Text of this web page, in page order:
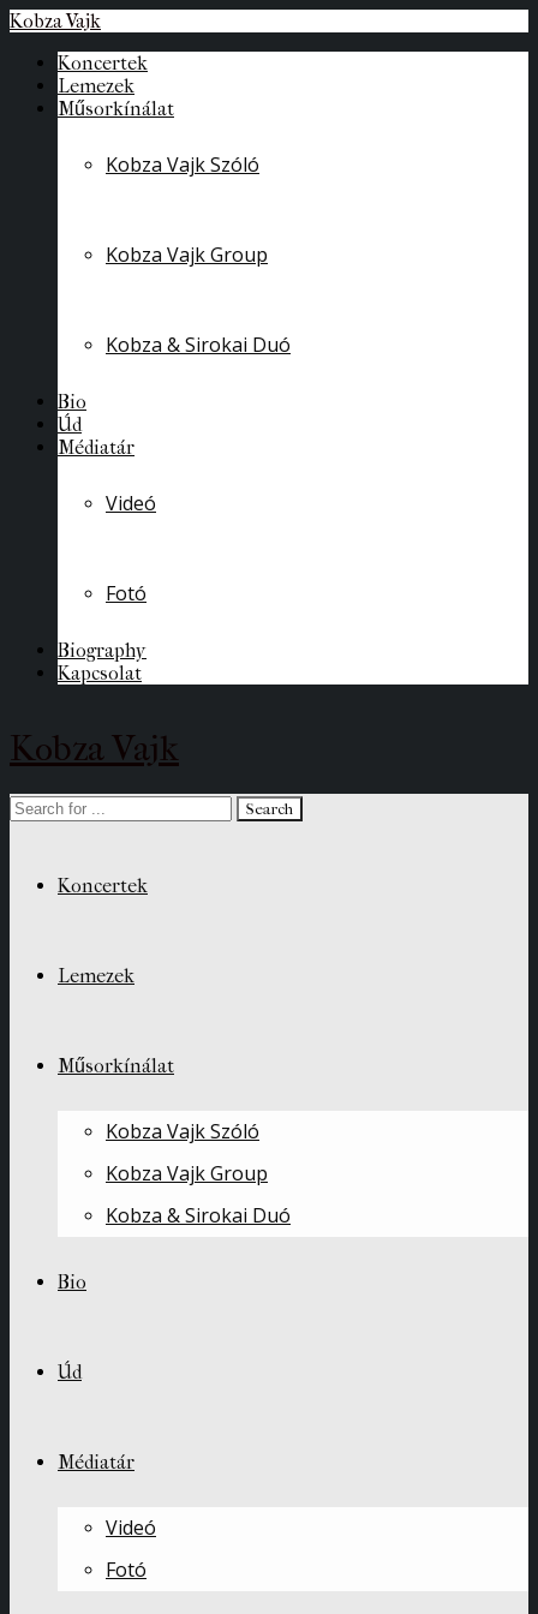
Kobza Vajk
Koncertek
Lemezek
Műsorkínálat
Kobza Vajk Szóló
Kobza Vajk Group
Kobza & Sirokai Duó
Bio
Úd
Médiatár
Videó
Fotó
Biography
Kapcsolat
Kobza Vajk
Koncertek
Lemezek
Műsorkínálat
Kobza Vajk Szóló
Kobza Vajk Group
Kobza & Sirokai Duó
Bio
Úd
Médiatár
Videó
Fotó